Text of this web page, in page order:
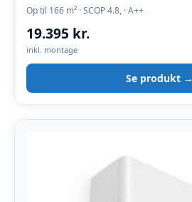
Op til 166 m² · SCOP 4.8, · A++
19.395 kr.
inkl. montage
Se produkt →